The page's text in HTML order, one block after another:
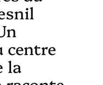
centre
la